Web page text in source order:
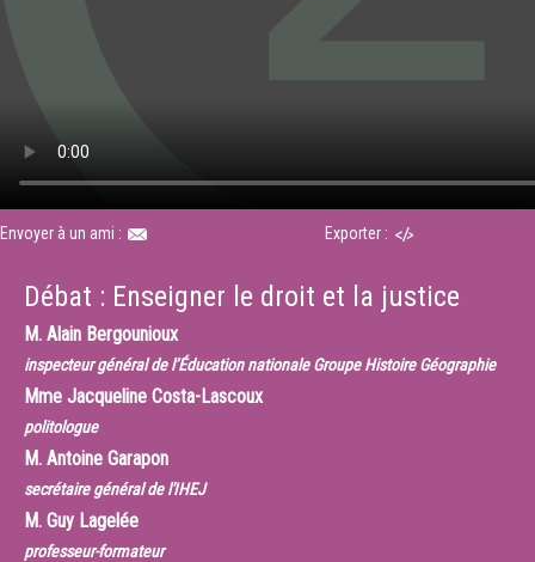
Envoyer à un ami : Exporter :
Débat : Enseigner le droit et la justice
M. Alain Bergounioux
inspecteur général de l’Éducation nationale Groupe Histoire Géographie
Mme Jacqueline Costa-Lascoux
politologue
M. Antoine Garapon
secrétaire général de l'IHEJ
M. Guy Lagelée
professeur-formateur